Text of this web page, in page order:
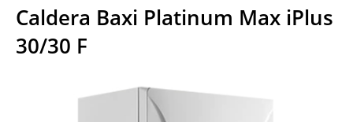
Caldera Baxi Platinum Max iPlus
30/30 F